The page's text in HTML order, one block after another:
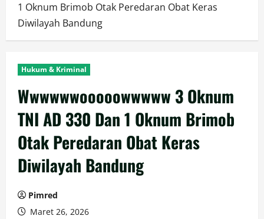
1 Oknum Brimob Otak Peredaran Obat Keras
Diwilayah Bandung
Hukum & Kriminal
Wwwwwwooooowwwww 3 Oknum
TNI AD 330 Dan 1 Oknum Brimob
Otak Peredaran Obat Keras
Diwilayah Bandung
Pimred
Maret 26, 2026